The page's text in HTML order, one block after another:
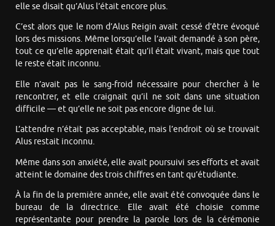
elle se disait qu’Alus l’était encore plus.
C’est alors que le nom d’Alus Reigin avait cessé d’être évoqué
lors des missions. Même lorsqu’elle l’avait demandé à son père,
tout ce qu’elle apprenait était qu’il était vivant, mais que tout
le reste était inconnu.
Elle n’avait pas le sang-froid nécessaire pour chercher à le
rencontrer, et elle craignait qu’il ne soit dans une situation
difficile — et qu’elle ne soit pas encore digne de lui.
L’attendre n’était pas acceptable, mais l’endroit où se trouvait
Alus restait inconnu.
Même dans son anxiété, elle avait poursuivi ses efforts et avait
atteint le domaine des trois chiffres en tant qu’étudiante.
À la fin de la première année, elle avait été convoquée dans le
bureau de la directrice. Elle avait été choisie comme
représentante pour prendre la parole lors de la cérémonie